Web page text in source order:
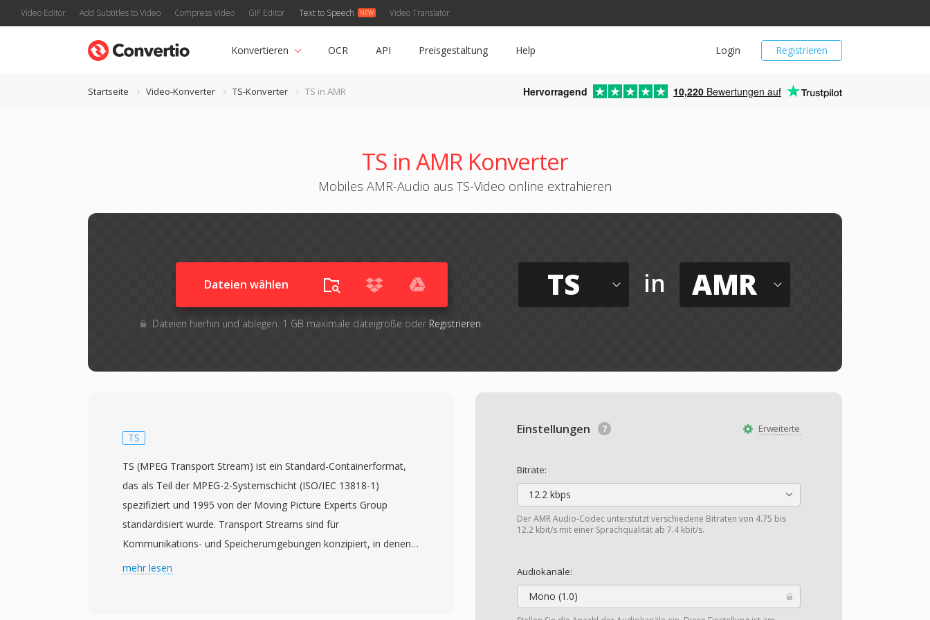
Video Editor Add Subtitles to Video Compress Video GIF Editor Text to Speech Video Translator
Registrieren
Login
Konvertieren OCR API Preisgestaltung Help
Startseite Video-Konverter TS-Konverter TS in AMR Hervorragend 10,220 Bewertungen auf
TS in AMR Konverter
Mobiles AMR-Audio aus TS-Video online extrahieren
Dateien wählen
Dateien hierhin und ablegen. 1 GB maximale dateigröße oder Registrieren
TS in AMR
Erweiterte
Einstellungen
Bitrate:
12.2 kbps
Der AMR Audio-Codec unterstützt verschiedene Bitraten von 4.75 bis
12.2 kbit/s mit einer Sprachqualität ab 7.4 kbit/s.
Audiokanäle:
Mono (1.0)
TS
TS (MPEG Transport Stream) ist ein Standard-Containerformat,
das als Teil der MPEG-2-Systemschicht (ISO/IEC 13818-1)
spezifiziert und 1995 von der Moving Picture Experts Group
standardisiert wurde. Transport Streams sind für
Kommunikations- und Speicherumgebungen konzipiert, in denen
Datenverlust oder -beschädigung möglich ist — etwa
mehr lesen